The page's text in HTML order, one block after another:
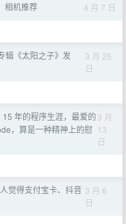
相机推荐 4 月 7 日
辑《太阳之子》发
3 月 25
日
15 年的程序生涯，最爱的
，算是一种精神上的慰
3 月
13
日
觉得支付宝卡、抖音 3 月 6
日